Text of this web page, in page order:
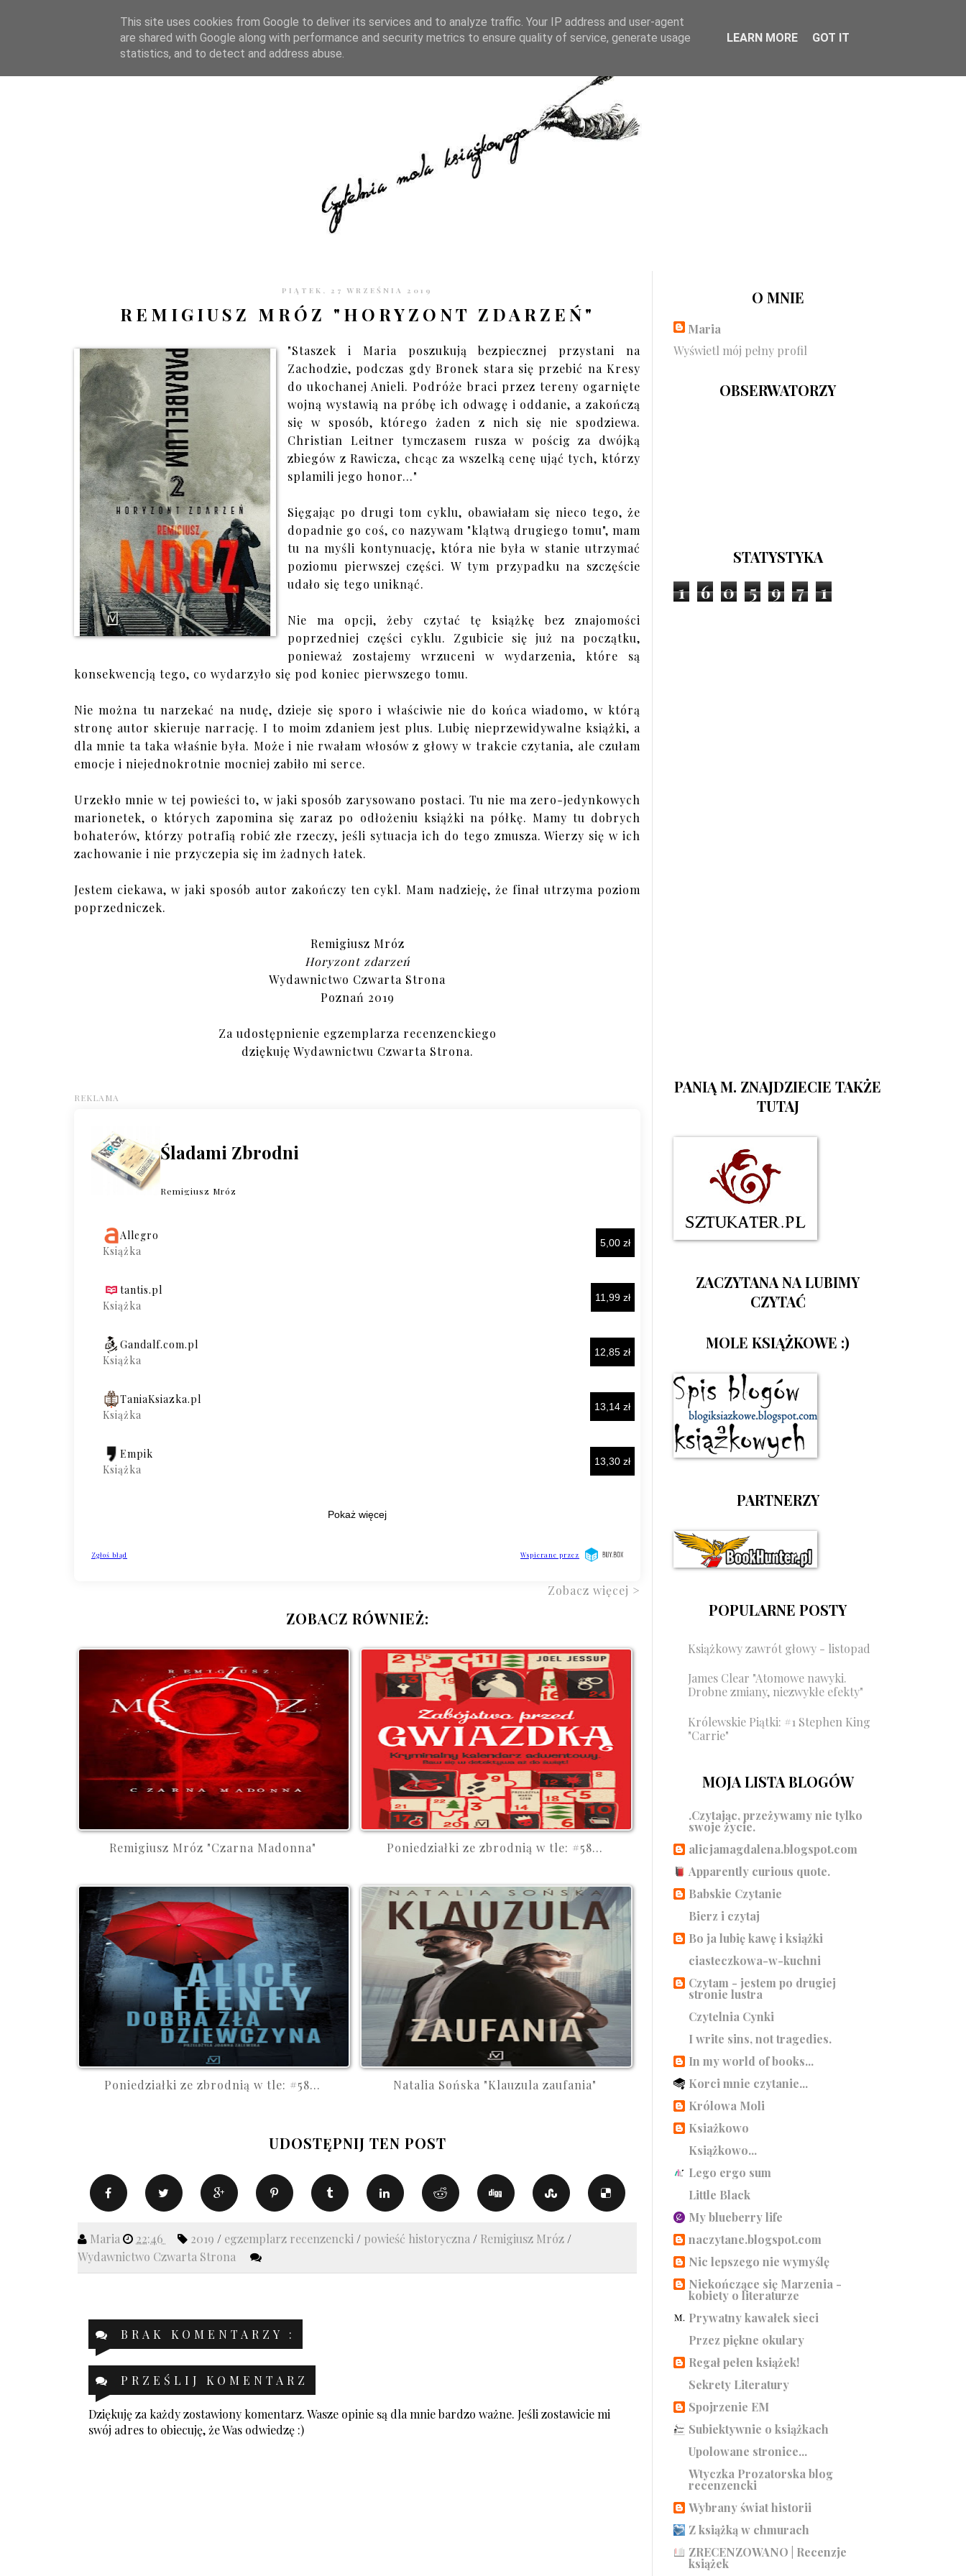
STRONA GŁÓWNA WSPÓŁPRACA RECENZJE O STRONIE KONTAKT CZYTELNIA PO GODZINACH
PIĄTEK, 27 WRZEŚNIA 2019
REMIGIUSZ MRÓZ "HORYZONT ZDARZEŃ"
"Staszek i Maria poszukują bezpiecznej przystani na
Zachodzie, podczas gdy Bronek stara się przebić na Kresy
do ukochanej Anieli. Podróże braci przez tereny ogarnięte
wojną wystawią na próbę ich odwagę i oddanie, a zakończą
się w sposób, którego żaden z nich się nie spodziewa.
Christian Leitner tymczasem rusza w pościg za dwójką
zbiegów z Rawicza, chcąc za wszelką cenę ująć tych, którzy
splamili jego honor…"
Sięgając po drugi tom cyklu, obawiałam się nieco tego, że
dopadnie go coś, co nazywam "klątwą drugiego tomu", mam
tu na myśli kontynuację, która nie była w stanie utrzymać
poziomu pierwszej części. W tym przypadku na szczęście
udało się tego uniknąć.
Nie ma opcji, żeby czytać tę książkę bez znajomości
poprzedniej części cyklu. Zgubicie się już na początku,
ponieważ zostajemy wrzuceni w wydarzenia, które są
konsekwencją tego, co wydarzyło się pod koniec pierwszego tomu.
Nie można tu narzekać na nudę, dzieje się sporo i właściwie nie do końca wiadomo, w którą
stronę autor skieruje narrację. I to moim zdaniem jest plus. Lubię nieprzewidywalne książki, a
dla mnie ta taka właśnie była. Może i nie rwałam włosów z głowy w trakcie czytania, ale czułam
emocje i niejednokrotnie mocniej zabiło mi serce.
Urzekło mnie w tej powieści to, w jaki sposób zarysowano postaci. Tu nie ma zero-jedynkowych
marionetek, o których zapomina się zaraz po odłożeniu książki na półkę. Mamy tu dobrych
bohaterów, którzy potrafią robić złe rzeczy, jeśli sytuacja ich do tego zmusza. Wierzy się w ich
zachowanie i nie przyczepia się im żadnych łatek.
Jestem ciekawa, w jaki sposób autor zakończy ten cykl. Mam nadzieję, że finał utrzyma poziom
poprzedniczek.
Remigiusz Mróz
Horyzont zdarzeń
Wydawnictwo Czwarta Strona
Poznań 2019
Za udostępnienie egzemplarza recenzenckiego
dziękuję Wydawnictwu Czwarta Strona.
Zobacz więcej >
ZOBACZ RÓWNIEŻ:
Remigiusz Mróz "Czarna Madonna" Poniedziałki ze zbrodnią w tle: #58...
Poniedziałki ze zbrodnią w tle: #58... Natalia Sońska "Klauzula zaufania"
UDOSTĘPNIJ TEN POST
Maria 22:46 2019 / egzemplarz recenzencki / powieść historyczna / Remigiusz Mróz /
Wydawnictwo Czwarta Strona
BRAK KOMENTARZY :
PRZEŚLIJ KOMENTARZ
Dziękuję za każdy zostawiony komentarz. Wasze opinie są dla mnie bardzo ważne. Jeśli zostawicie mi
swój adres to obiecuję, że Was odwiedzę :)
O MNIE
Maria
Wyświetl mój pełny profil
OBSERWATORZY
STATYSTYKA
1 6 0 5 9 7 1
PANIĄ M. ZNAJDZIECIE TAKŻE
TUTAJ
ZACZYTANA NA LUBIMY
CZYTAĆ
MOLE KSIĄŻKOWE :)
PARTNERZY
POPULARNE POSTY
Książkowy zawrót głowy - listopad
James Clear "Atomowe nawyki.
Drobne zmiany, niezwykłe efekty"
Królewskie Piątki: #1 Stephen King
"Carrie"
MOJA LISTA BLOGÓW
.Czytając, przeżywamy nie tylko
swoje życie.
alicjamagdalena.blogspot.com
Apparently curious quote.
Babskie Czytanie
Bierz i czytaj
Bo ja lubię kawę i książki
ciasteczkowa-w-kuchni
Czytam - jestem po drugiej
stronie lustra
Czytelnia Cynki
I write sins, not tragedies.
In my world of books...
Korci mnie czytanie...
Królowa Moli
Ksiażkowo
Książkowo...
Lego ergo sum
Little Black
My blueberry life
naczytane.blogspot.com
Nic lepszego nie wymyślę
Niekończące się Marzenia -
kobiety o literaturze
Prywatny kawałek sieci
Przez piękne okulary
Regał pełen książek!
Sekrety Literatury
Spojrzenie EM
Subiektywnie o książkach
Upolowane stronice...
Wtyczka Prozatorska blog
recenzencki
Wybrany świat historii
Z książką w chmurach
ZRECENZOWANO | Recenzje
książek
This site uses cookies from Google to deliver its services and to analyze traffic. Your IP address and user-agent
are shared with Google along with performance and security metrics to ensure quality of service, generate usage
statistics, and to detect and address abuse.
LEARN MORE GOT IT